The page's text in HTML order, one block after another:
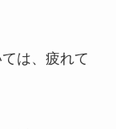
は、疲れて